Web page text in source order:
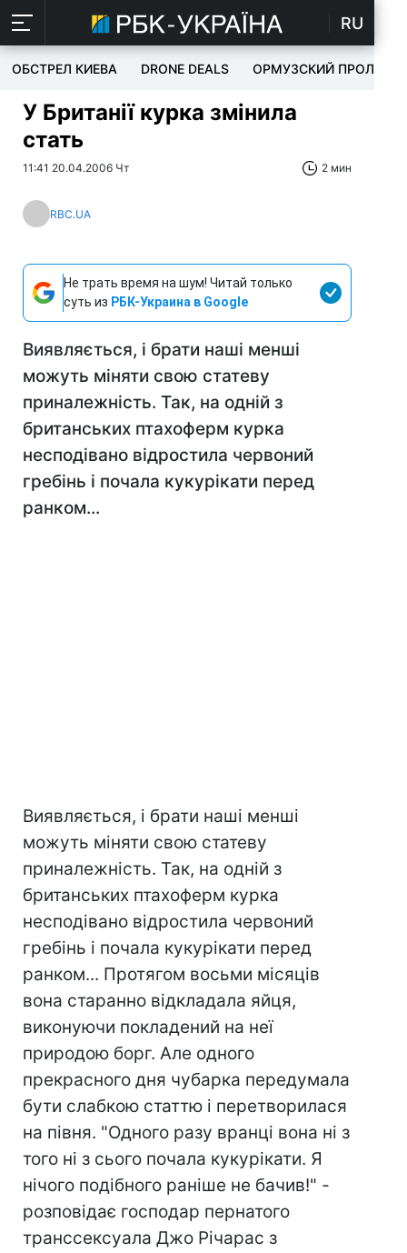
RU
ОБСТРЕЛ КИЕВА DRONE DEALS ОРМУЗСКИЙ ПРОЛИВ
У Британії курка змінила
стать
11:41 20.04.2006 Чт 2 мин
RBC.UA
Не трать время на шум! Читай только
суть из РБК-Украина в Google
Виявляється, і брати наші менші
можуть міняти свою статеву
приналежність. Так, на одній з
британських птахоферм курка
несподівано відростила червоний
гребінь і почала кукурікати перед
ранком...
Виявляється, і брати наші менші
можуть міняти свою статеву
приналежність. Так, на одній з
британських птахоферм курка
несподівано відростила червоний
гребінь і почала кукурікати перед
ранком... Протягом восьми місяців
вона старанно відкладала яйця,
виконуючи покладений на неї
природою борг. Але одного
прекрасного дня чубарка передумала
бути слабкою статтю і перетворилася
на півня. "Одного разу вранці вона ні з
того ні з сього почала кукурікати. Я
нічого подібного раніше не бачив!" -
розповідає господар пернатого
транссексуала Джо Річарас з